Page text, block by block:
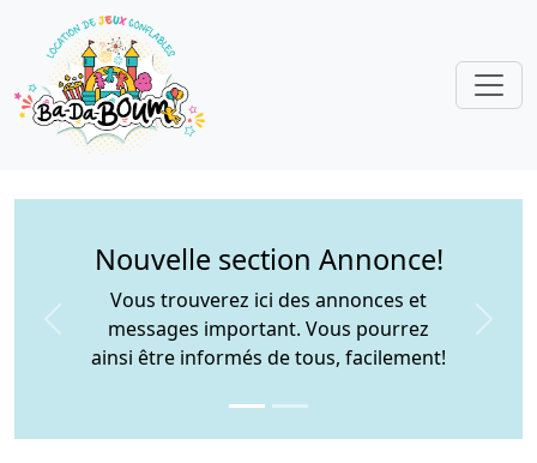
Faites des soumissions facilement et
soumission
Cliquer ici!
Previous Next